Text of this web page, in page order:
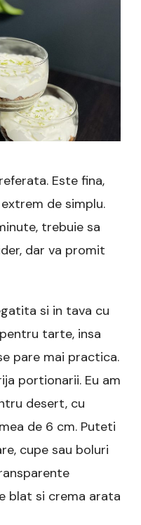
Este fina,
de simplu.
trebuie sa
dar va promit
si in tava cu
tarte, insa
pare mai practica.
portionarii. Eu am
desert, cu
de 6 cm. Puteti
cupe sau boluri
blat si crema arata